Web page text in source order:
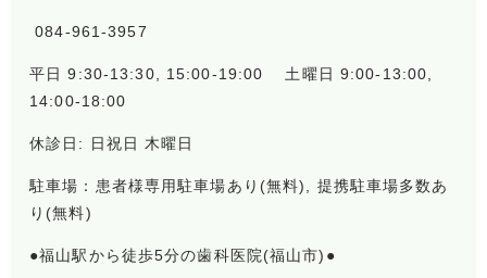
084-961-3957
平日 9:30-13:30, 15:00-19:00 土曜日 9:00-13:00,
14:00-18:00
休診日: 日祝日 木曜日
駐車場：患者様専用駐車場あり(無料), 提携駐車場多数あ
り(無料)
●福山駅から徒歩5分の歯科医院(福山市)●